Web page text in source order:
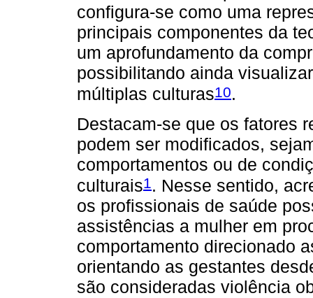
configura-se como uma
principais componentes da
um aprofundamento da
possibilitando ainda
múltiplas culturas10.
Destacam-se que os fatores
podem ser modificados,
comportamentos ou de
culturais1. Nesse sentido,
os profissionais de saúde
assistências a mulher em
comportamento direcionado
orientando as gestantes
são consideradas violência